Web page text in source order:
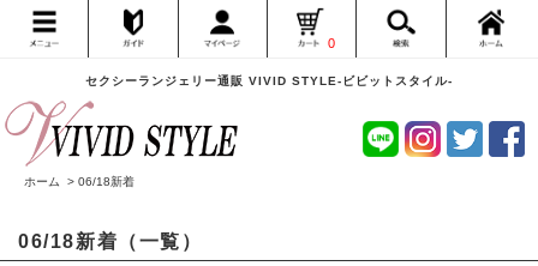
セクシーランジェリー通販 VIVID STYLE-ビビットスタイル-
0
ホーム > 06/18新着
06/18新着（一覧）